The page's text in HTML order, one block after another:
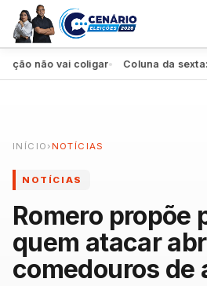
não vai coligar● Coluna da sexta:
INÍCIO › NOTÍCIAS
NOTÍCIAS
Romero propõe
quem atacar
comedouros de